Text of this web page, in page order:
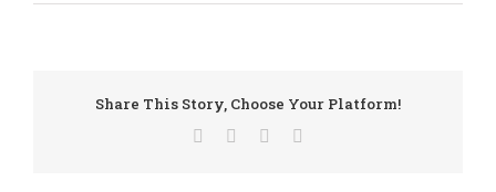
Share This Story, Choose Your Platform!